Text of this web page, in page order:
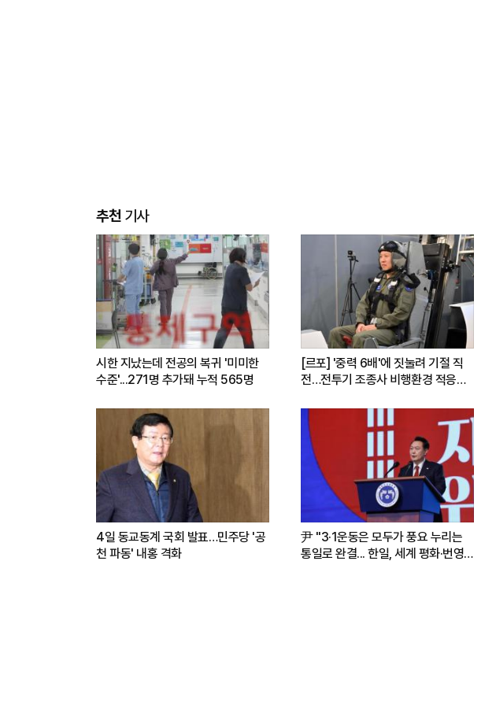
추천기사
시한 지났는데 전공의 복귀 '미미한
수준'...271명 추가돼 누적 565명
[르포] '중력 6배'에 짓눌려 기절 직
전…전투기 조종사 비행환경 적응훈
4일 동교동계 국회 발표…민주당 '공
천 파동' 내홍 격화
尹 "3·1운동은 모두가 풍요 누리는
통일로 완결... 한일, 세계 평화·번영